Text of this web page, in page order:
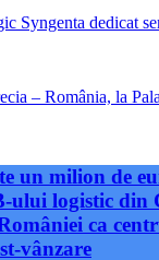
Syngenta dedicat
– România, la
un milion de
ului logistic din
ca
vânzare